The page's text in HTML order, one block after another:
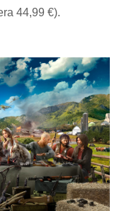
44,99 €).